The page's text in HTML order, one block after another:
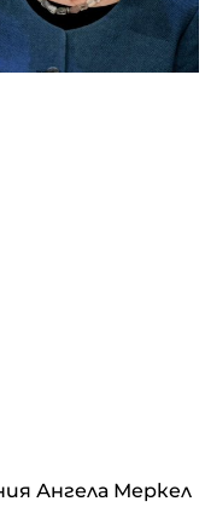
Ангела Меркел